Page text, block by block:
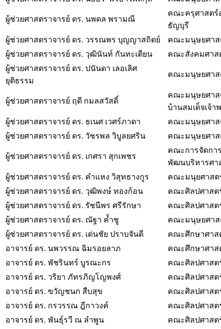
ผู้ช่วยศาสตราจารย์ ดร. นพดล พรามณี
คณะครุศาสตร์
ธัญบุรี
ผู้ช่วยศาสตราจารย์ ดร. วรรณพร บุญญาสถิตย์
คณะมนุษยศาส
ผู้ช่วยศาสตราจารย์ ดร. วุฒินันท์ กันทะเตียน
คณะสังคมศาส
ผู้ช่วยศาสตราจารย์ ดร. ปนันดา เลอเลิศ
ยุติธรรม
คณะมนุษยศาส
ผู้ช่วยศาสตราจารย์ ฤดี กมลสวัสดิ์
คณะมนุษยศาส
บ้านสมเด็จเจ้า
ผู้ช่วยศาสตราจารย์ ดร. ธเนศ เวศร์ภาดา
คณะมนุษยศาส
ผู้ช่วยศาสตราจารย์ ดร. วัชรพล วิบูลยศริน
คณะมนุษยศาส
ผู้ช่วยศาสตราจารย์ ดร. เกศรา สุกเพชร
คณะการจัดกา
พัฒนบริหาร
ผู้ช่วยศาสตราจารย์ ดร. คำแหง วิสุทธางกูร
คณะมนุยศาสต
ผู้ช่วยศาสตราจารย์ ดร. วุฒิพงษ์ ทองก้อน
คณะศิลปศาสต
ผู้ช่วยศาสตราจารย์ ดร. รัชนีพร ศรีรักษา
คณะศิลปศาสต
ผู้ช่วยศาสตราจารย์ ดร. ณัฐา ค้ำชู
คณะมนุษยศาส
ผู้ช่วยศาสตราจารย์ ดร. เด่นชัย ปราบจันดี
คณะศึกษาศาส
อาจารย์ ดร. นพวรรณ ฉิมรอยลาภ
คณะศึกษาศาส
อาจารย์ ดร. พัชรินทร์ บูรณะกร
คณะศิลปศาสต
อาจารย์ ดร. วริยา ภัทรภิญโญพงศ์
คณะศิลปศาสต
อาจารย์ ดร. ขวัญชนก สืบสุข
คณะศิลปศาสต
อาจารย์ ดร. กรวรรณ ฎีกาวงค์
คณะศิลปศาสต
อาจารย์ ดร. พันธุ์รวี ณ ลำพูน
คณะศิลปศาสต